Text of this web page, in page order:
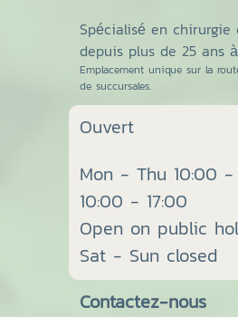
Spécialisé en chirurgie
depuis plus de 25 ans
Emplacement unique sur la
de succursales.
Ouvert
Mon - Thu 10:00 -
10:00 - 17:00
Open on public
Sat - Sun closed
Contactez-nous